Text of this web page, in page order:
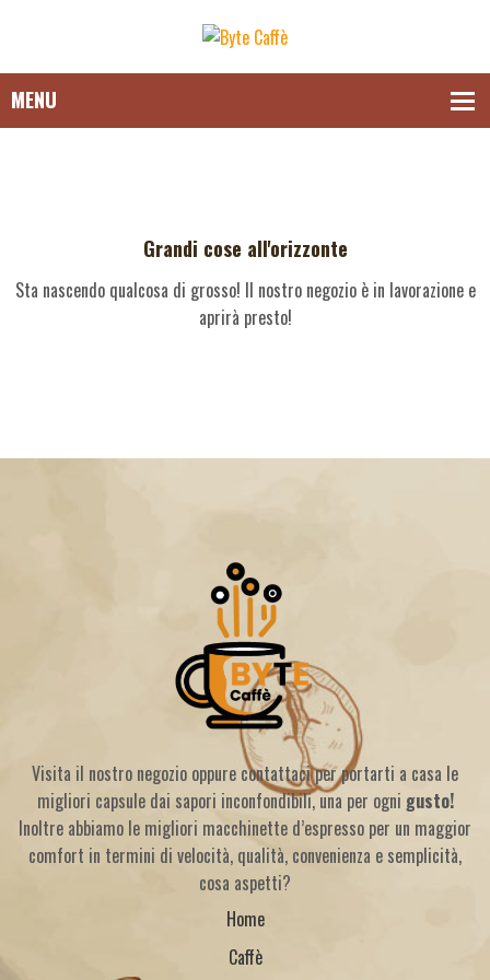
Grandi cose all'orizzonte
Sta nascendo qualcosa di grosso! Il nostro negozio è in lavorazione e
aprirà presto!
Visita il nostro negozio oppure contattaci per portarti a casa le
migliori capsule dai sapori inconfondibili, una per ogni gusto!
Inoltre abbiamo le migliori macchinette d’espresso per un maggior
comfort in termini di velocità, qualità, convenienza e semplicità,
cosa aspetti?
Home
Caffè